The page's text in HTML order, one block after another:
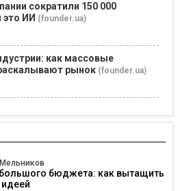
сократили 150 000
это ИИ (founder.ua)
как массовые
рынок (founder.ua)
большого бюджета: как вытащить